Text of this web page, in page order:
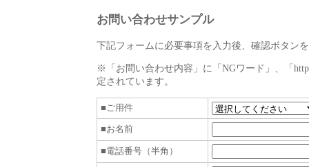
お問い合わせサンプル
下記フォームに必要事項を入力後、確認ボタン
※「お問い合わせ内容」に「NGワード」、「
定されています。
■ご用件
■お名前
■電話番号（半角）